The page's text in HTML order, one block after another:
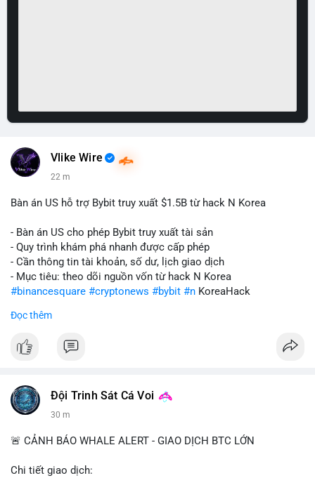
Vlike Wire
22 m
Bàn án US hỗ trợ Bybit truy xuất $1.5B từ hack N Korea
- Bàn án US cho phép Bybit truy xuất tài sản
- Quy trình khám phá nhanh được cấp phép
- Cần thông tin tài khoản, số dư, lịch giao dịch
- Mục tiêu: theo dõi nguồn vốn từ hack N Korea
#binancesquare #cryptonews #bybit #n KoreaHack
$btc $eth
#vlikevn #titanbot
Đọc thêm
Đội Trinh Sát Cá Voi
30 m
🚨 CẢNH BÁO WHALE ALERT - GIAO DỊCH BTC LỚN
Chi tiết giao dịch: